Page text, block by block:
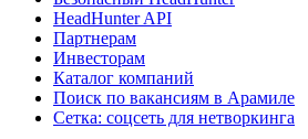
HeadHunter API
Партнерам
Инвесторам
Каталог компаний
Поиск по вакансиям в Арамиле
Сетка: соцсеть для нетворкинга